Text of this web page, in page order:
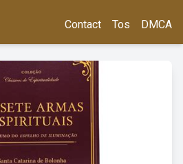
Contact Tos DMCA